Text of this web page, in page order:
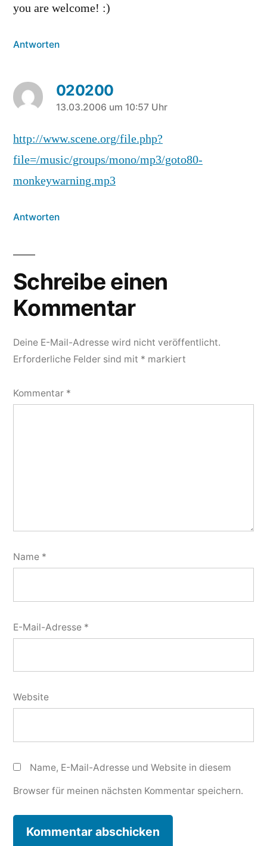
you are welcome! :)
Antworten
020200
sagt:
13.03.2006 um 10:57 Uhr
http://www.scene.org/file.php?
file=/music/groups/mono/mp3/goto80-
monkeywarning.mp3
Antworten
Schreibe einen
Kommentar
Deine E-Mail-Adresse wird nicht veröffentlicht.
Erforderliche Felder sind mit * markiert
Kommentar *
Name *
E-Mail-Adresse *
Website
Name, E-Mail-Adresse und Website in diesem
Browser für meinen nächsten Kommentar speichern.